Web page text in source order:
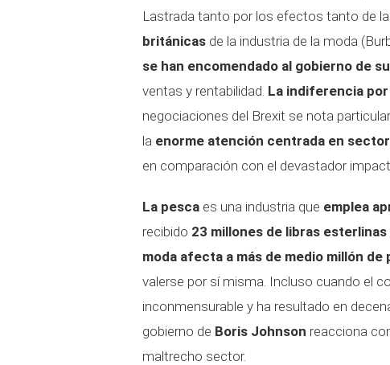
Lastrada tanto por los efectos tanto de
británicas de la industria de la moda
se han encomendado al gobierno de
ventas y rentabilidad. La indiferencia
negociaciones del Brexit se nota
la enorme atención centrada en
en comparación con el devastador
La pesca es una industria que emplea
recibido 23 millones de libras esterlinas
moda afecta a más de medio millón
valerse por sí misma. Incluso cuando el
inconmensurable y ha resultado en
gobierno de Boris Johnson reacciona
maltrecho sector.